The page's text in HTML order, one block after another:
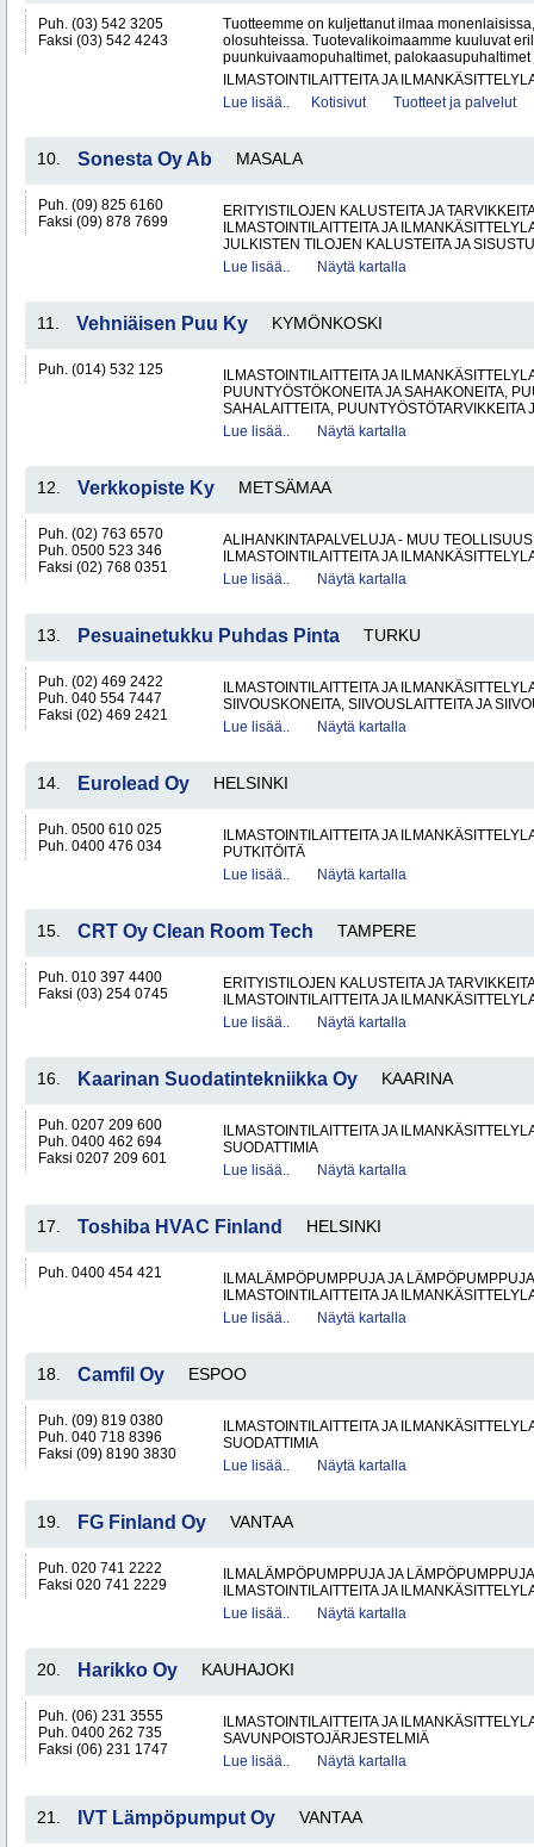
Puh. (03) 542 3205
Faksi (03) 542 4243
Tuotteemme on kuljettanut ilmaa
olosuhteissa. Tuotevalikoimaamme kuuluvat
puunkuivaamopuhaltimet,
ILMASTOINTILAITTEITA JA
Lue lisää..
Kotisivut Tuotteet ja palvelut
10. Sonesta Oy Ab MASALA
Puh. (09) 825 6160
Faksi (09) 878 7699
ERITYISTILOJEN KALUSTEITA JA
ILMASTOINTILAITTEITA JA
JULKISTEN TILOJEN KALUSTEITA JA
Lue lisää..
Näytä kartalla
11. Vehniäisen Puu Ky KYMÖNKOSKI
Puh. (014) 532 125
ILMASTOINTILAITTEITA JA
PUUNTYÖSTÖKONEITA JA SAHAKONEITA,
SAHALAITTEITA, PUUNTYÖSTÖTARVIKKEITA
Lue lisää..
Näytä kartalla
12. Verkkopiste Ky METSÄMAA
Puh. (02) 763 6570
Puh. 0500 523 346
Faksi (02) 768 0351
ALIHANKINTAPALVELUJA - MUU TEOLLISUUS
ILMASTOINTILAITTEITA JA
Lue lisää..
Näytä kartalla
13. Pesuainetukku Puhdas Pinta TURKU
Puh. (02) 469 2422
Puh. 040 554 7447
Faksi (02) 469 2421
ILMASTOINTILAITTEITA JA
SIIVOUSKONEITA, SIIVOUSLAITTEITA JA
Lue lisää..
Näytä kartalla
14. Eurolead Oy HELSINKI
Puh. 0500 610 025
Puh. 0400 476 034
ILMASTOINTILAITTEITA JA
PUTKITÖITÄ
Lue lisää..
Näytä kartalla
15. CRT Oy Clean Room Tech TAMPERE
Puh. 010 397 4400
Faksi (03) 254 0745
ERITYISTILOJEN KALUSTEITA JA
ILMASTOINTILAITTEITA JA
Lue lisää..
Näytä kartalla
16. Kaarinan Suodatintekniikka Oy KAARINA
Puh. 0207 209 600
Puh. 0400 462 694
Faksi 0207 209 601
ILMASTOINTILAITTEITA JA
SUODATTIMIA
Lue lisää..
Näytä kartalla
17. Toshiba HVAC Finland HELSINKI
Puh. 0400 454 421
ILMALÄMPÖPUMPPUJA JA LÄMPÖPUMPPUJA
ILMASTOINTILAITTEITA JA
Lue lisää..
Näytä kartalla
18. Camfil Oy ESPOO
Puh. (09) 819 0380
Puh. 040 718 8396
Faksi (09) 8190 3830
ILMASTOINTILAITTEITA JA
SUODATTIMIA
Lue lisää..
Näytä kartalla
19. FG Finland Oy VANTAA
Puh. 020 741 2222
Faksi 020 741 2229
ILMALÄMPÖPUMPPUJA JA LÄMPÖPUMPPUJA
ILMASTOINTILAITTEITA JA
Lue lisää..
Näytä kartalla
20. Harikko Oy KAUHAJOKI
Puh. (06) 231 3555
Puh. 0400 262 735
Faksi (06) 231 1747
ILMASTOINTILAITTEITA JA
SAVUNPOISTOJÄRJESTELMIÄ
Lue lisää..
Näytä kartalla
21. IVT Lämpöpumput Oy VANTAA